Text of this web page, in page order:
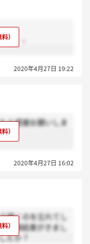
、、、
2020年4月27日 19:22
ら感謝お願いしま
2020年4月27日 16:02
聞くのを忘れてし
つ頃結果がきまし
たか？